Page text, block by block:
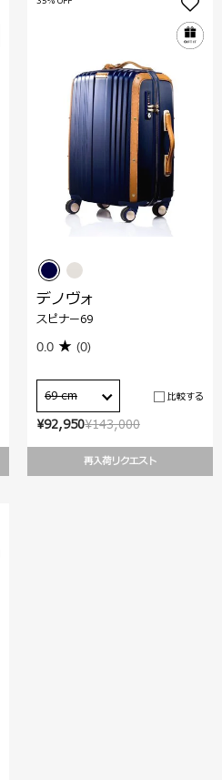
¥143,000
¥92,950
再入荷リクエスト
デノヴォ
スピナー69
0.0 (0)
69 cm 比較する